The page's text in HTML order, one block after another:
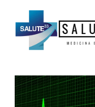
contenuto